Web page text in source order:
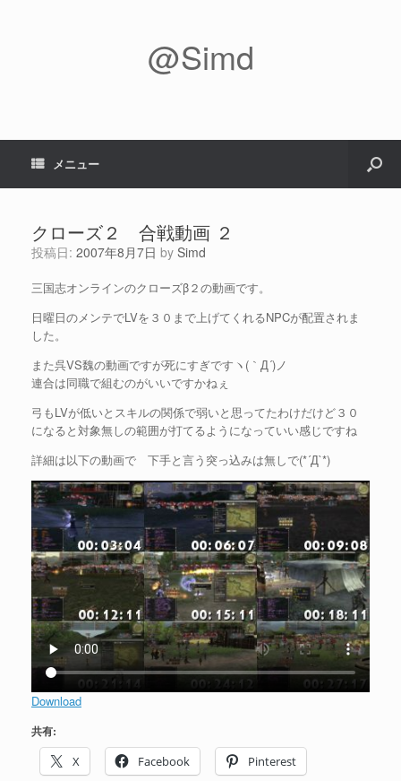
@Simd
メニュー
クローズ２ 合戦動画 ２
投稿日: 2007年8月7日 by Simd
三国志オンラインのクローズβ２の動画です。
日曜日のメンテでLVを３０まで上げてくれるNPCが配置されま
した。
また呉VS魏の動画ですが死にすぎですヽ(｀Д´)ノ
連合は同職で組むのがいいですかねぇ
弓もLVが低いとスキルの関係で弱いと思ってたわけだけど３０
になると対象無しの範囲が打てるようになっていい感じですね
詳細は以下の動画で 下手と言う突っ込みは無しで(*´Д`*)
Download
共有:
X
Facebook Pinterest